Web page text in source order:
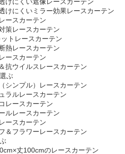
けにくいミラー効果レースカーテン
ースカーテン
策レースカーテン
トレースカーテン
熱レースカーテン
ースカーテン
抗ウイルスレースカーテン
ぶ
シンプル）レースカーテン
ラルレースカーテン
レースカーテン
ルレースカーテン
ースカーテン
＆フラワーレースカーテン
丈100cmのレースカーテン